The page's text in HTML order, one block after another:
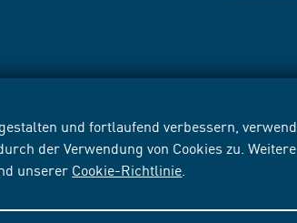
und fortlaufend verbessern,
der Verwendung von Cookies zu.
unserer Cookie-Richtlinie